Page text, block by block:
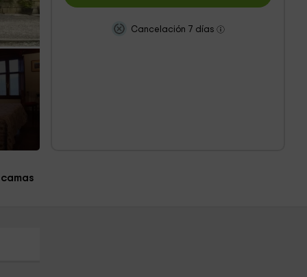
Cancelación 7 días
camas